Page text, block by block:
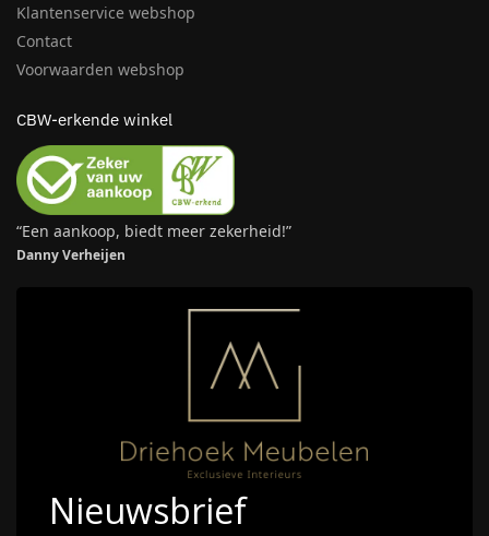
Klantenservice webshop
Contact
Voorwaarden webshop
CBW-erkende winkel
“Een aankoop, biedt meer zekerheid!”
Danny Verheijen
Nieuwsbrief